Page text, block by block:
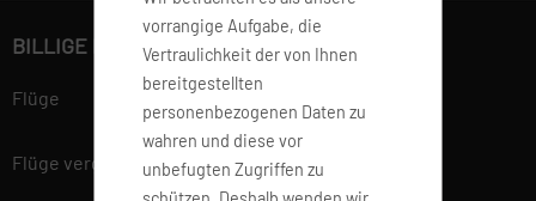
vorrangige Aufgabe, die
Vertraulichkeit der von Ihnen
bereitgestellten
personenbezogenen Daten zu
wahren und diese vor
unbefugten Zugriffen zu
BILLIGE FLÜGE BUCHEN
Flüge
Flüge vergleichen